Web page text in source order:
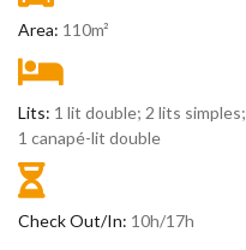
Area: 110m²
Lits: 1 lit double; 2 lits simples;
1 canapé-lit double
Check Out/In: 10h/17h